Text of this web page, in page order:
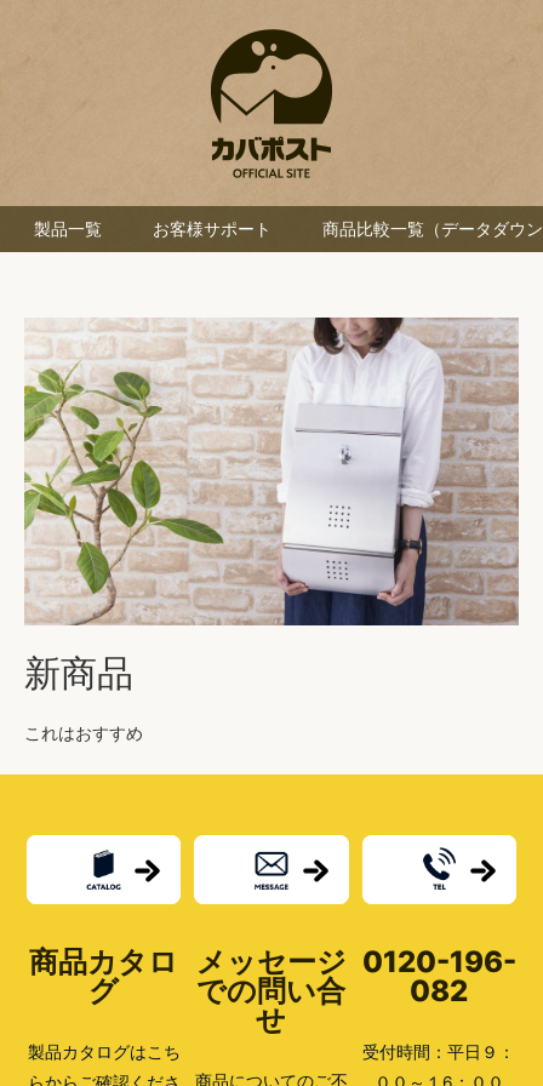
製品一覧 お客様サポート 商品比較一覧（データダウ
新商品
これはおすすめ
商品カタロ
グ
製品カタログはこち
メッセージ
での問い合
せ
商品についてのご不
0120-196-
082
受付時間：平日９：